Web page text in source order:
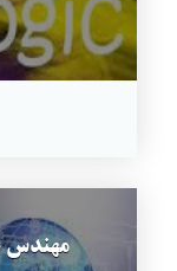
مهندس